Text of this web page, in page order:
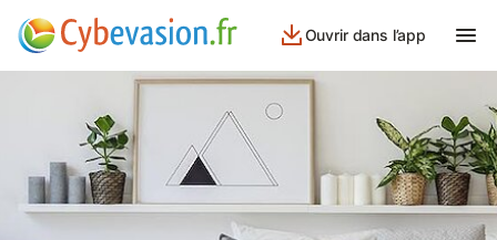
Ouvrir dans l’app